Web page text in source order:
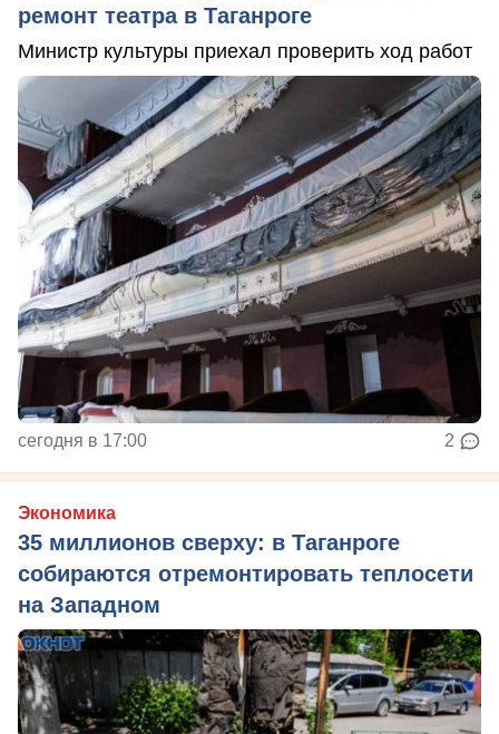
ремонт театра в Таганроге
Министр культуры приехал проверить ход работ
сегодня в 17:00 2
Экономика
35 миллионов сверху: в Таганроге
собираются отремонтировать теплосети
на Западном